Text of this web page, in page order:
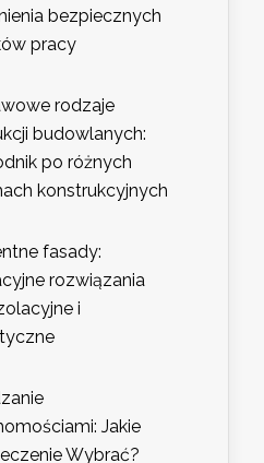
bezpiecznych
pracy
rodzaje
budowlanych:
po różnych
konstrukcyjnych
fasady:
rozwiązania
i
Jakie
Wybrać?